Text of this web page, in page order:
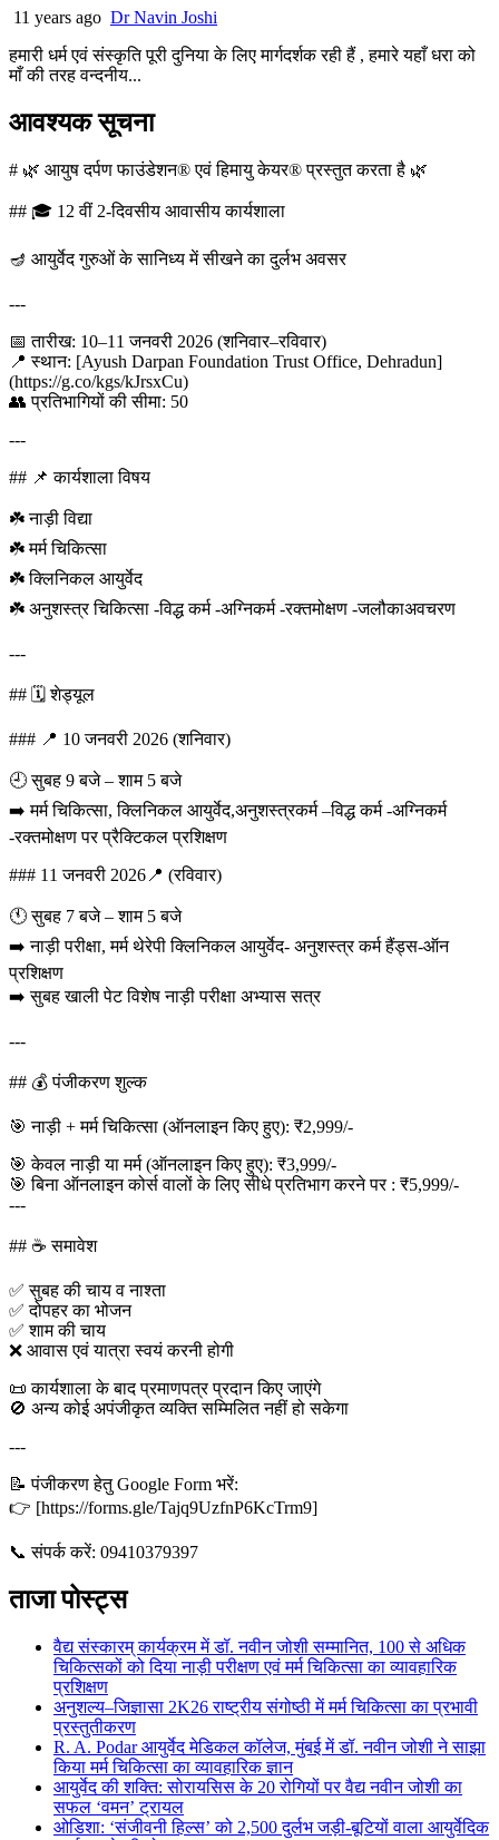
11 years ago Dr Navin Joshi
हमारी धर्म एवं संस्कृति पूरी दुनिया के लिए मार्गदर्शक रही हैं , हमारे यहाँ धरा को
माँ की तरह वन्दनीय...
आवश्यक सूचना
# 🌿 आयुष दर्पण फाउंडेशन® एवं हिमायु केयर® प्रस्तुत करता है 🌿
## 🎓 12 वीं 2-दिवसीय आवासीय कार्यशाला
🪔 आयुर्वेद गुरुओं के सानिध्य में सीखने का दुर्लभ अवसर
---
📅 तारीख: 10–11 जनवरी 2026 (शनिवार–रविवार)
📍 स्थान: [Ayush Darpan Foundation Trust Office, Dehradun]
(https://g.co/kgs/kJrsxCu)
👥 प्रतिभागियों की सीमा: 50
---
## 📌 कार्यशाला विषय
☘️ नाड़ी विद्या
☘️ मर्म चिकित्सा
☘️ क्लिनिकल आयुर्वेद
☘️ अनुशस्त्र चिकित्सा -विद्ध कर्म -अग्निकर्म -रक्तमोक्षण -जलौकाअवचरण
---
## 🗓️ शेड्यूल
### 📍 10 जनवरी 2026 (शनिवार)
🕘 सुबह 9 बजे – शाम 5 बजे
➡️ मर्म चिकित्सा, क्लिनिकल आयुर्वेद,अनुशस्त्रकर्म –विद्ध कर्म -अग्निकर्म
-रक्तमोक्षण पर प्रैक्टिकल प्रशिक्षण
### 11 जनवरी 2026📍 (रविवार)
🕚 सुबह 7 बजे – शाम 5 बजे
➡️ नाड़ी परीक्षा, मर्म थेरेपी क्लिनिकल आयुर्वेद- अनुशस्त्र कर्म हैंड्स-ऑन
प्रशिक्षण
➡️ सुबह खाली पेट विशेष नाड़ी परीक्षा अभ्यास सत्र
---
## 💰 पंजीकरण शुल्क
🎯 नाड़ी + मर्म चिकित्सा (ऑनलाइन किए हुए): ₹2,999/-
🎯 केवल नाड़ी या मर्म (ऑनलाइन किए हुए): ₹3,999/-
🎯 बिना ऑनलाइन कोर्स वालों के लिए सीधे प्रतिभाग करने पर : ₹5,999/-
---
## ☕ समावेश
✅ सुबह की चाय व नाश्ता
✅ दोपहर का भोजन
✅ शाम की चाय
❌ आवास एवं यात्रा स्वयं करनी होगी
📜 कार्यशाला के बाद प्रमाणपत्र प्रदान किए जाएंगे
🚫 अन्य कोई अपंजीकृत व्यक्ति सम्मिलित नहीं हो सकेगा
---
📝 पंजीकरण हेतु Google Form भरें:
👉 [https://forms.gle/Tajq9UzfnP6KcTrm9]
📞 संपर्क करें: 09410379397
ताजा पोस्ट्स
वैद्य संस्कारम् कार्यक्रम में डॉ. नवीन जोशी सम्मानित, 100 से अधिक
चिकित्सकों को दिया नाड़ी परीक्षण एवं मर्म चिकित्सा का व्यावहारिक
प्रशिक्षण
अनुशल्य–जिज्ञासा 2K26 राष्ट्रीय संगोष्ठी में मर्म चिकित्सा का प्रभावी
प्रस्तुतीकरण
R. A. Podar आयुर्वेद मेडिकल कॉलेज, मुंबई में डॉ. नवीन जोशी ने साझा
किया मर्म चिकित्सा का व्यावहारिक ज्ञान
आयुर्वेद की शक्ति: सोरायसिस के 20 रोगियों पर वैद्य नवीन जोशी का
सफल ‘वमन’ ट्रायल
ओडिशा: ‘संजीवनी हिल्स’ को 2,500 दुर्लभ जड़ी-बूटियों वाला आयुर्वेदिक